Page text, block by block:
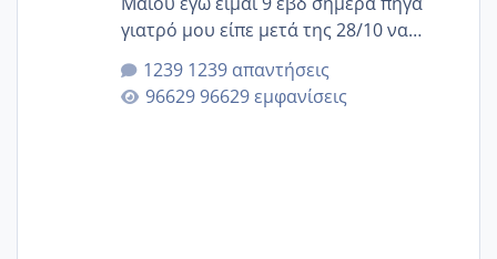
γιατρό μου είπε μετά της 28/10 να
κλείσω ραντεβού για την αυχενική είναι
καμιά άλλη κοπέλα να γεννάει Μάιο ;;
1239 απαντήσεις
96629 εμφανίσεις